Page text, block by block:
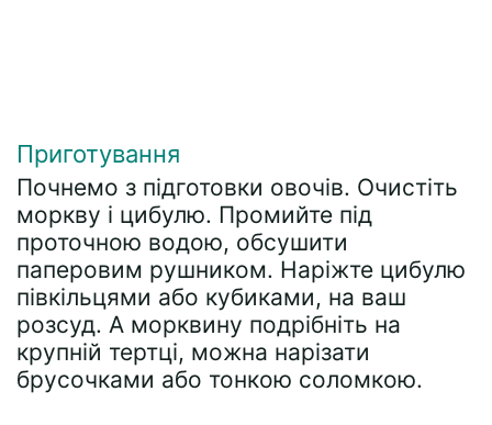
Приготування
Почнемо з підготовки овочів. Очистіть
моркву і цибулю. Промийте під
проточною водою, обсушити
паперовим рушником. Наріжте цибулю
півкільцями або кубиками, на ваш
розсуд. А морквину подрібніть на
крупній тертці, можна нарізати
брусочками або тонкою соломкою.